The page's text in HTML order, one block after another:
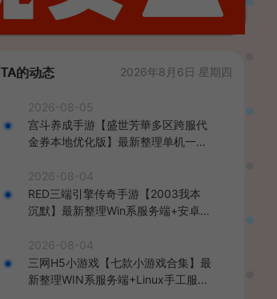
TA的动态 2026年8月6日 星期四
2026-08-05
宫斗养成手游【盛世芳華多区跨服代
金券本地优化版】最新整理单机一键
后台+安卓+详细搭建教程
2026-08-04
RED三端引擎传奇手游【2003我本
沉默】最新整理Win系服务端+安卓苹
2026-08-04
三网H5小游戏【七款小游戏合集】最
新整理WIN系服务端+Linux手工服务